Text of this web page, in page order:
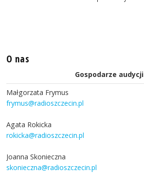
O nas
Gospodarze audycji
Małgorzata Frymus
frymus@radioszczecin.pl
Agata Rokicka
rokicka@radioszczecin.pl
Joanna Skonieczna
skonieczna@radioszczecin.pl